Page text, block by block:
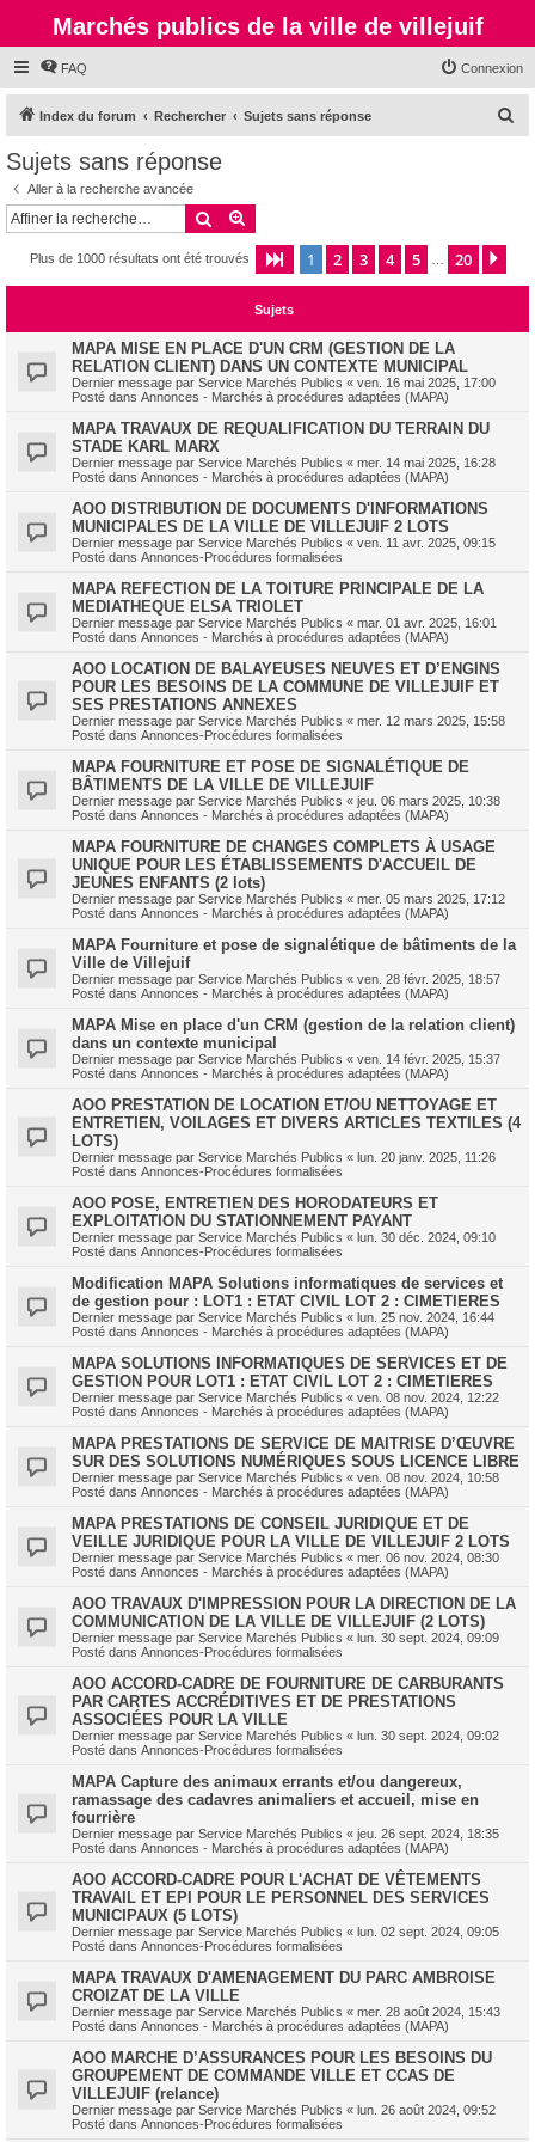
Marchés publics de la ville de villejuif
FAQ Connexion
Index du forum Rechercher Sujets sans réponse
c
Sujets sans réponse
Aller à la recherche avancée
Rechercher
Plus de 1000 résultats ont été trouvés Page 1sur20
1 2 3 4 5 20
Sujets
MAPA MISE EN PLACE D'UN CRM (GESTION DE LA
RELATION CLIENT) DANS UN CONTEXTE MUNICIPAL
Dernier message par Service Marchés Publics « ven. 16 mai 2025, 17:00
Posté dans Annonces - Marchés à procédures adaptées (MAPA)
MAPA TRAVAUX DE REQUALIFICATION DU TERRAIN DU
STADE KARL MARX
Dernier message par Service Marchés Publics « mer. 14 mai 2025, 16:28
Posté dans Annonces - Marchés à procédures adaptées (MAPA)
AOO DISTRIBUTION DE DOCUMENTS D'INFORMATIONS
MUNICIPALES DE LA VILLE DE VILLEJUIF 2 LOTS
Dernier message par Service Marchés Publics « ven. 11 avr. 2025, 09:15
Posté dans Annonces-Procédures formalisées
MAPA REFECTION DE LA TOITURE PRINCIPALE DE LA
MEDIATHEQUE ELSA TRIOLET
Dernier message par Service Marchés Publics « mar. 01 avr. 2025, 16:01
Posté dans Annonces - Marchés à procédures adaptées (MAPA)
AOO LOCATION DE BALAYEUSES NEUVES ET D’ENGINS
POUR LES BESOINS DE LA COMMUNE DE VILLEJUIF ET
SES PRESTATIONS ANNEXES
Dernier message par Service Marchés Publics « mer. 12 mars 2025, 15:58
Posté dans Annonces-Procédures formalisées
MAPA FOURNITURE ET POSE DE SIGNALÉTIQUE DE
BÂTIMENTS DE LA VILLE DE VILLEJUIF
Dernier message par Service Marchés Publics « jeu. 06 mars 2025, 10:38
Posté dans Annonces - Marchés à procédures adaptées (MAPA)
MAPA FOURNITURE DE CHANGES COMPLETS À USAGE
UNIQUE POUR LES ÉTABLISSEMENTS D'ACCUEIL DE
JEUNES ENFANTS (2 lots)
Dernier message par Service Marchés Publics « mer. 05 mars 2025, 17:12
Posté dans Annonces - Marchés à procédures adaptées (MAPA)
MAPA Fourniture et pose de signalétique de bâtiments de la
Ville de Villejuif
Dernier message par Service Marchés Publics « ven. 28 févr. 2025, 18:57
Posté dans Annonces - Marchés à procédures adaptées (MAPA)
MAPA Mise en place d'un CRM (gestion de la relation client)
dans un contexte municipal
Dernier message par Service Marchés Publics « ven. 14 févr. 2025, 15:37
Posté dans Annonces - Marchés à procédures adaptées (MAPA)
AOO PRESTATION DE LOCATION ET/OU NETTOYAGE ET
ENTRETIEN, VOILAGES ET DIVERS ARTICLES TEXTILES (4
LOTS)
Dernier message par Service Marchés Publics « lun. 20 janv. 2025, 11:26
Posté dans Annonces-Procédures formalisées
AOO POSE, ENTRETIEN DES HORODATEURS ET
EXPLOITATION DU STATIONNEMENT PAYANT
Dernier message par Service Marchés Publics « lun. 30 déc. 2024, 09:10
Posté dans Annonces-Procédures formalisées
Modification MAPA Solutions informatiques de services et
de gestion pour : LOT1 : ETAT CIVIL LOT 2 : CIMETIERES
Dernier message par Service Marchés Publics « lun. 25 nov. 2024, 16:44
Posté dans Annonces - Marchés à procédures adaptées (MAPA)
MAPA SOLUTIONS INFORMATIQUES DE SERVICES ET DE
GESTION POUR LOT1 : ETAT CIVIL LOT 2 : CIMETIERES
Dernier message par Service Marchés Publics « ven. 08 nov. 2024, 12:22
Posté dans Annonces - Marchés à procédures adaptées (MAPA)
MAPA PRESTATIONS DE SERVICE DE MAITRISE D’ŒUVRE
SUR DES SOLUTIONS NUMÉRIQUES SOUS LICENCE LIBRE
Dernier message par Service Marchés Publics « ven. 08 nov. 2024, 10:58
Posté dans Annonces - Marchés à procédures adaptées (MAPA)
MAPA PRESTATIONS DE CONSEIL JURIDIQUE ET DE
VEILLE JURIDIQUE POUR LA VILLE DE VILLEJUIF 2 LOTS
Dernier message par Service Marchés Publics « mer. 06 nov. 2024, 08:30
Posté dans Annonces - Marchés à procédures adaptées (MAPA)
AOO TRAVAUX D'IMPRESSION POUR LA DIRECTION DE LA
COMMUNICATION DE LA VILLE DE VILLEJUIF (2 LOTS)
Dernier message par Service Marchés Publics « lun. 30 sept. 2024, 09:09
Posté dans Annonces-Procédures formalisées
AOO ACCORD-CADRE DE FOURNITURE DE CARBURANTS
PAR CARTES ACCRÉDITIVES ET DE PRESTATIONS
ASSOCIÉES POUR LA VILLE
Dernier message par Service Marchés Publics « lun. 30 sept. 2024, 09:02
Posté dans Annonces-Procédures formalisées
MAPA Capture des animaux errants et/ou dangereux,
ramassage des cadavres animaliers et accueil, mise en
fourrière
Dernier message par Service Marchés Publics « jeu. 26 sept. 2024, 18:35
Posté dans Annonces - Marchés à procédures adaptées (MAPA)
AOO ACCORD-CADRE POUR L'ACHAT DE VÊTEMENTS
TRAVAIL ET EPI POUR LE PERSONNEL DES SERVICES
MUNICIPAUX (5 LOTS)
Dernier message par Service Marchés Publics « lun. 02 sept. 2024, 09:05
Posté dans Annonces-Procédures formalisées
MAPA TRAVAUX D'AMENAGEMENT DU PARC AMBROISE
CROIZAT DE LA VILLE
Dernier message par Service Marchés Publics « mer. 28 août 2024, 15:43
Posté dans Annonces - Marchés à procédures adaptées (MAPA)
AOO MARCHE D’ASSURANCES POUR LES BESOINS DU
GROUPEMENT DE COMMANDE VILLE ET CCAS DE
VILLEJUIF (relance)
Dernier message par Service Marchés Publics « lun. 26 août 2024, 09:52
Posté dans Annonces-Procédures formalisées